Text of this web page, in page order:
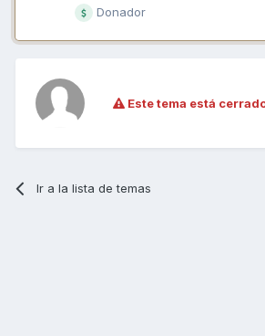
Donador
Este tema está
Ir a la lista de temas